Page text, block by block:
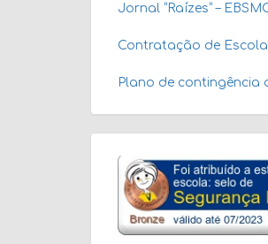
Jornal “Raízes” –
Contratação de Escola
Plano de contingência